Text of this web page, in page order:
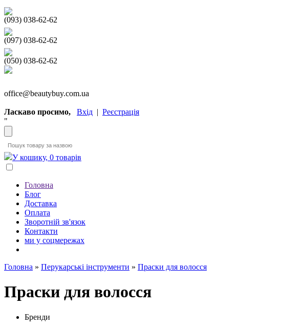
(093) 038-62-62
(097) 038-62-62
(050) 038-62-62
office@beautybuy.com.ua
Ласкаво просимо, Вхід | Реєстрація
"
У кошику, 0 товарів
Головна
Блог
Доставка
Оплата
Зворотній зв'язок
Контакти
ми у соцмережах
Головна » Перукарські інструменти » Праски для волосся
Праски для волосся
Бренди